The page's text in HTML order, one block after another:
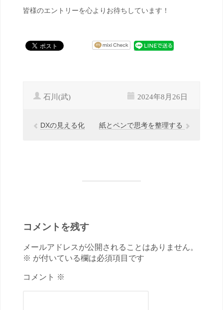
皆様のエントリーを心よりお待ちしています！
石川(武) 2024年8月26日
DXの見える化 紙とペンで思考を整理する
コメントを残す
メールアドレスが公開されることはありません。
※ が付いている欄は必須項目です
コメント ※